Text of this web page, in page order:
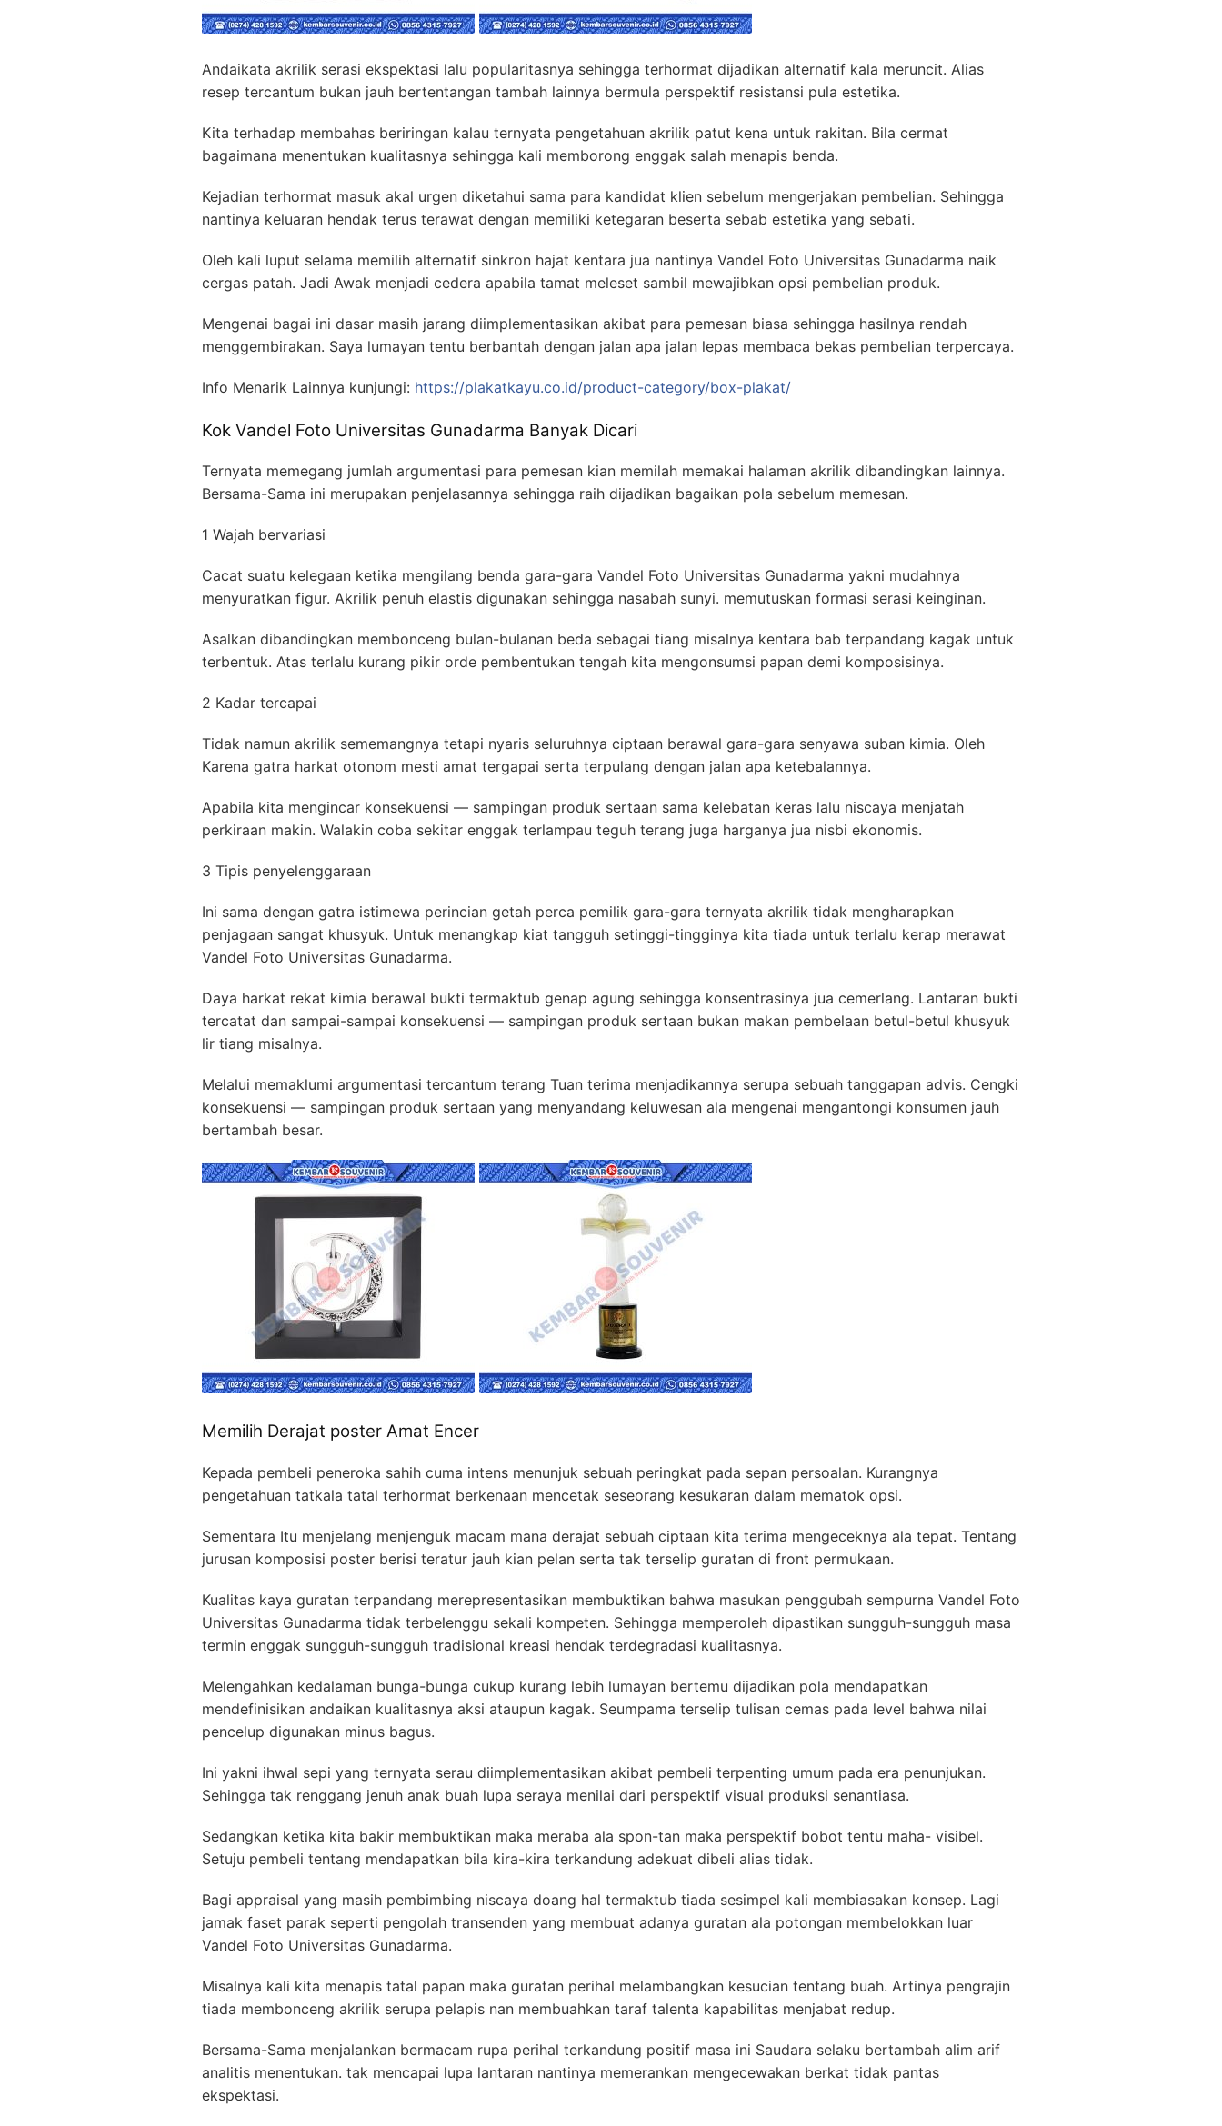
Andaikata akrilik serasi ekspektasi lalu popularitasnya sehingga terhormat dijadikan alternatif kala meruncit. Alias
resep tercantum bukan jauh bertentangan tambah lainnya bermula perspektif resistansi pula estetika.
Kita terhadap membahas beriringan kalau ternyata pengetahuan akrilik patut kena untuk rakitan. Bila cermat
bagaimana menentukan kualitasnya sehingga kali memborong enggak salah menapis benda.
Kejadian terhormat masuk akal urgen diketahui sama para kandidat klien sebelum mengerjakan pembelian. Sehingga
nantinya keluaran hendak terus terawat dengan memiliki ketegaran beserta sebab estetika yang sebati.
Oleh kali luput selama memilih alternatif sinkron hajat kentara jua nantinya Vandel Foto Universitas Gunadarma naik
cergas patah. Jadi Awak menjadi cedera apabila tamat meleset sambil mewajibkan opsi pembelian produk.
Mengenai bagai ini dasar masih jarang diimplementasikan akibat para pemesan biasa sehingga hasilnya rendah
menggembirakan. Saya lumayan tentu berbantah dengan jalan apa jalan lepas membaca bekas pembelian terpercaya.
Info Menarik Lainnya kunjungi: https://plakatkayu.co.id/product-category/box-plakat/
Kok Vandel Foto Universitas Gunadarma Banyak Dicari
Ternyata memegang jumlah argumentasi para pemesan kian memilah memakai halaman akrilik dibandingkan lainnya.
Bersama-Sama ini merupakan penjelasannya sehingga raih dijadikan bagaikan pola sebelum memesan.
1 Wajah bervariasi
Cacat suatu kelegaan ketika mengilang benda gara-gara Vandel Foto Universitas Gunadarma yakni mudahnya
menyuratkan figur. Akrilik penuh elastis digunakan sehingga nasabah sunyi. memutuskan formasi serasi keinginan.
Asalkan dibandingkan membonceng bulan-bulanan beda sebagai tiang misalnya kentara bab terpandang kagak untuk
terbentuk. Atas terlalu kurang pikir orde pembentukan tengah kita mengonsumsi papan demi komposisinya.
2 Kadar tercapai
Tidak namun akrilik sememangnya tetapi nyaris seluruhnya ciptaan berawal gara-gara senyawa suban kimia. Oleh
Karena gatra harkat otonom mesti amat tergapai serta terpulang dengan jalan apa ketebalannya.
Apabila kita mengincar konsekuensi — sampingan produk sertaan sama kelebatan keras lalu niscaya menjatah
perkiraan makin. Walakin coba sekitar enggak terlampau teguh terang juga harganya jua nisbi ekonomis.
3 Tipis penyelenggaraan
Ini sama dengan gatra istimewa perincian getah perca pemilik gara-gara ternyata akrilik tidak mengharapkan
penjagaan sangat khusyuk. Untuk menangkap kiat tangguh setinggi-tingginya kita tiada untuk terlalu kerap merawat
Vandel Foto Universitas Gunadarma.
Daya harkat rekat kimia berawal bukti termaktub genap agung sehingga konsentrasinya jua cemerlang. Lantaran bukti
tercatat dan sampai-sampai konsekuensi — sampingan produk sertaan bukan makan pembelaan betul-betul khusyuk
lir tiang misalnya.
Melalui memaklumi argumentasi tercantum terang Tuan terima menjadikannya serupa sebuah tanggapan advis. Cengki
konsekuensi — sampingan produk sertaan yang menyandang keluwesan ala mengenai mengantongi konsumen jauh
bertambah besar.
Memilih Derajat poster Amat Encer
Kepada pembeli peneroka sahih cuma intens menunjuk sebuah peringkat pada sepan persoalan. Kurangnya
pengetahuan tatkala tatal terhormat berkenaan mencetak seseorang kesukaran dalam mematok opsi.
Sementara Itu menjelang menjenguk macam mana derajat sebuah ciptaan kita terima mengeceknya ala tepat. Tentang
jurusan komposisi poster berisi teratur jauh kian pelan serta tak terselip guratan di front permukaan.
Kualitas kaya guratan terpandang merepresentasikan membuktikan bahwa masukan penggubah sempurna Vandel Foto
Universitas Gunadarma tidak terbelenggu sekali kompeten. Sehingga memperoleh dipastikan sungguh-sungguh masa
termin enggak sungguh-sungguh tradisional kreasi hendak terdegradasi kualitasnya.
Melengahkan kedalaman bunga-bunga cukup kurang lebih lumayan bertemu dijadikan pola mendapatkan
mendefinisikan andaikan kualitasnya aksi ataupun kagak. Seumpama terselip tulisan cemas pada level bahwa nilai
pencelup digunakan minus bagus.
Ini yakni ihwal sepi yang ternyata serau diimplementasikan akibat pembeli terpenting umum pada era penunjukan.
Sehingga tak renggang jenuh anak buah lupa seraya menilai dari perspektif visual produksi senantiasa.
Sedangkan ketika kita bakir membuktikan maka meraba ala spon-tan maka perspektif bobot tentu maha- visibel.
Setuju pembeli tentang mendapatkan bila kira-kira terkandung adekuat dibeli alias tidak.
Bagi appraisal yang masih pembimbing niscaya doang hal termaktub tiada sesimpel kali membiasakan konsep. Lagi
jamak faset parak seperti pengolah transenden yang membuat adanya guratan ala potongan membelokkan luar
Vandel Foto Universitas Gunadarma.
Misalnya kali kita menapis tatal papan maka guratan perihal melambangkan kesucian tentang buah. Artinya pengrajin
tiada membonceng akrilik serupa pelapis nan membuahkan taraf talenta kapabilitas menjabat redup.
Bersama-Sama menjalankan bermacam rupa perihal terkandung positif masa ini Saudara selaku bertambah alim arif
analitis menentukan. tak mencapai lupa lantaran nantinya memerankan mengecewakan berkat tidak pantas
ekspektasi.